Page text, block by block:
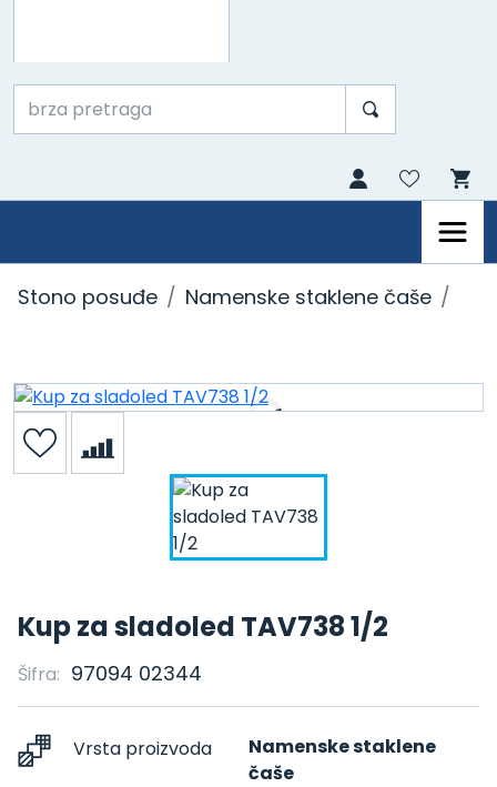
Stono posuđe Namenske staklene čaše
Kup za sladoled TAV738 1/2
Šifra: 97094 02344
Vrsta proizvoda
Namenske staklene
čaše